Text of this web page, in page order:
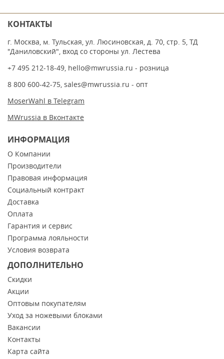
КОНТАКТЫ
г. Москва, м. Тульская, ул. Люсиновская, д. 70, стр. 5, ТД
"Даниловский", вход со стороны ул. Лестева
+7 495 212-18-49, hello@mwrussia.ru - розница
8 800 600-42-75, sales@mwrussia.ru - опт
MoserWahl в Telegram
MWrussia в Вконтакте
ИНФОРМАЦИЯ
О Компании
Производители
Правовая информация
Социальный контракт
Доставка
Оплата
Гарантия и сервис
Программа лояльности
Условия возврата
ДОПОЛНИТЕЛЬНО
Скидки
Акции
Оптовым покупателям
Уход за ножевыми блоками
Вакансии
Контакты
Карта сайта